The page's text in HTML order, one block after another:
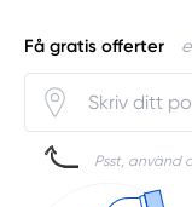
Få gratis offerter
Psst, använd